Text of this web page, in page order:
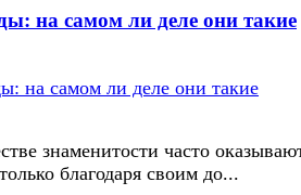
на самом ли деле они такие
знаменитости часто
благодаря своим до...